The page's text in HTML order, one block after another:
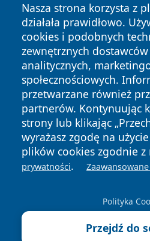
Nasza strona korzysta z
działała prawidłowo.
cookies i podobnych
zewnętrznych
analitycznych,
społecznościowych.
przetwarzane również
partnerów. Kontynuując
strony lub klikając
wyrażasz zgodę na
plików cookies zgodnie z
prywatności.
Polityka
Przejdź do
Copyright © 2026 mojzgierz.pl
News Autorzy
Polityka
Prywatności